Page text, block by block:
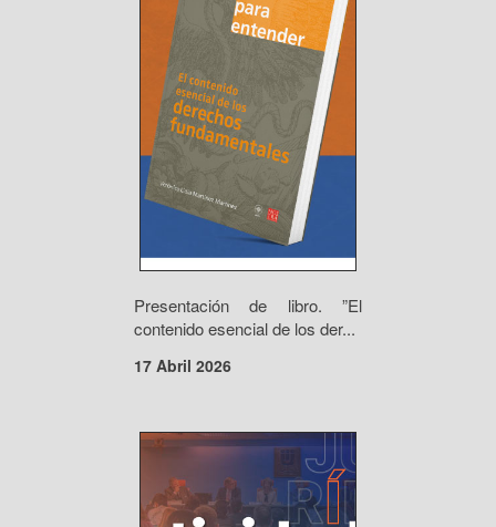
Presentación de libro. ”El
contenido esencial de los der...
17 Abril 2026